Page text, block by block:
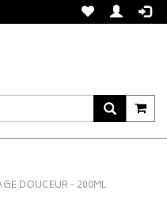
DOUCEUR - 200ML